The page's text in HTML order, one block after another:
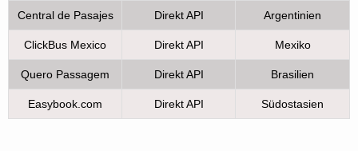
Central de Pasajes Direkt API Argentinien
ClickBus Mexico Direkt API Mexiko
Quero Passagem Direkt API Brasilien
Easybook.com Direkt API Südostasien